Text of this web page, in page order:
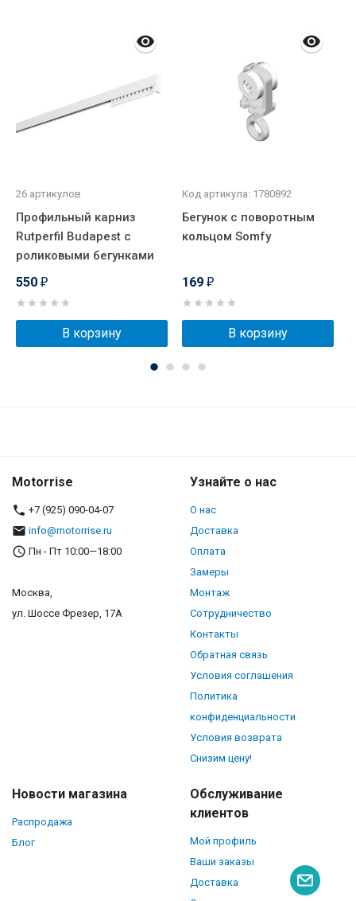
26 артикулов
Профильный карниз
Rutperfil Budapest с
роликовыми бегунками
для тяжелых штор
550 ₽
В корзину
Код артикула: 1780892
Бегунок с поворотным
кольцом Somfy
169 ₽
В корзину
Motorrise
+7 (925) 090-04-07
info@motorrise.ru
Пн - Пт 10:00—18:00
Москва,
ул. Шоссе Фрезер, 17А
Узнайте о нас
О нас
Доставка
Оплата
Замеры
Монтаж
Сотрудничество
Контакты
Обратная связь
Условия соглашения
Политика
конфиденциальности
Условия возврата
Снизим цену!
Новости магазина
Распродажа
Блог
Обслуживание
клиентов
Мой профиль
Ваши заказы
Доставка